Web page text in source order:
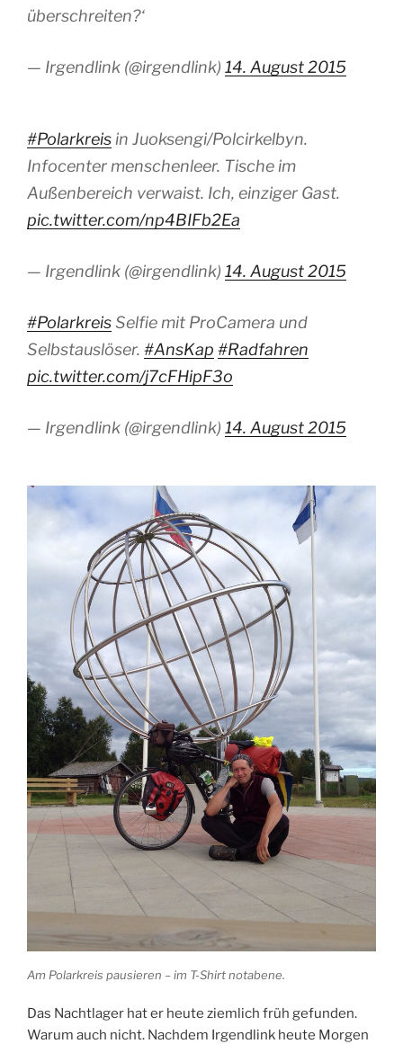
überschreiten?‘
— Irgendlink (@irgendlink) 14. August 2015
#Polarkreis in Juoksengi/Polcirkelbyn.
Infocenter menschenleer. Tische im
Außenbereich verwaist. Ich, einziger Gast.
pic.twitter.com/np4BIFb2Ea
— Irgendlink (@irgendlink) 14. August 2015
#PolarkreisSelfie mit ProCamera und
Selbstauslöser. #AnsKap #Radfahren
pic.twitter.com/j7cFHipF3o
— Irgendlink (@irgendlink) 14. August 2015
Am Polarkreis pausieren – im T-Shirt notabene.
Das Nachtlager hat er heute ziemlich früh gefunden.
Warum auch nicht. Nachdem Irgendlink heute Morgen